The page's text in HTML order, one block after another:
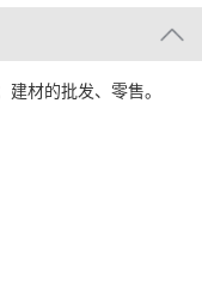
材的批发、零售。